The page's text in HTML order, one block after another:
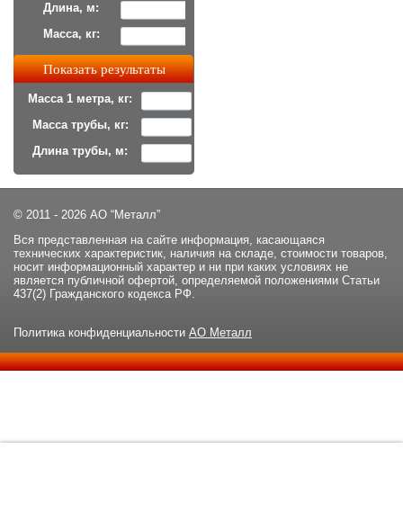
Длина, м:
Масса, кг:
Масса 1 метра, кг:
Масса трубы, кг:
Длина трубы, м:
© 2011 - 2026 АО “Металл”
Вся представленная на сайте информация, касающаяся
технических характеристик, наличия на складе, стоимости товаров,
носит информационный характер и ни при каких условиях не
является публичной офертой, определяемой положениями Статьи
437(2) Гражданского кодекса РФ.
Политика конфиденциальности АО Металл